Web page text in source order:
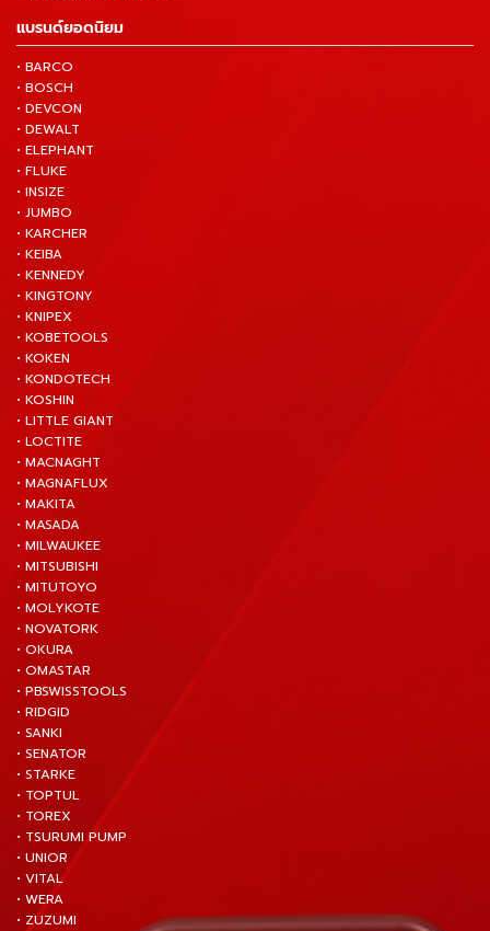
แบรนด์ยอดนิยม
• BARCO
• BOSCH
• DEVCON
• DEWALT
• ELEPHANT
• FLUKE
• INSIZE
• JUMBO
• KARCHER
• KEIBA
• KENNEDY
• KINGTONY
• KNIPEX
• KOBETOOLS
• KOKEN
• KONDOTECH
• KOSHIN
• LITTLE GIANT
• LOCTITE
• MACNAGHT
• MAGNAFLUX
• MAKITA
• MASADA
• MILWAUKEE
• MITSUBISHI
• MITUTOYO
• MOLYKOTE
• NOVATORK
• OKURA
• OMASTAR
• PBSWISSTOOLS
• RIDGID
• SANKI
• SENATOR
• STARKE
• TOPTUL
• TOREX
• TSURUMI PUMP
• UNIOR
• VITAL
• WERA
• ZUZUMI